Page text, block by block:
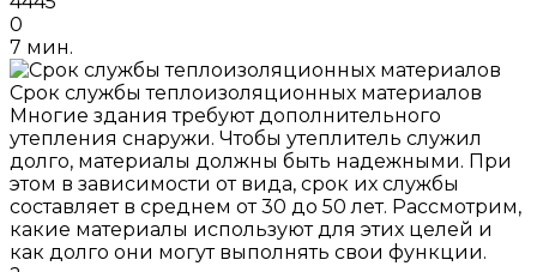
0
7 мин.
Срок службы теплоизоляционных материалов
Многие здания требуют дополнительного
утепления снаружи. Чтобы утеплитель служил
долго, материалы должны быть надежными. При
этом в зависимости от вида, срок их службы
составляет в среднем от 30 до 50 лет. Рассмотрим,
какие материалы используют для этих целей и
как долго они могут выполнять свои функции.